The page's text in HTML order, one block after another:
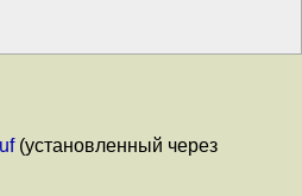
(установленный через